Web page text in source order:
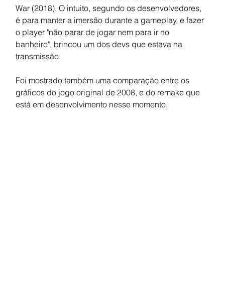
War (2018). O intuito, segundo os desenvolvedores,
é para manter a imersão durante a gameplay, e fazer
o player "não parar de jogar nem para ir no
banheiro", brincou um dos devs que estava na
transmissão.
Foi mostrado também uma comparação entre os
gráficos do jogo original de 2008, e do remake que
está em desenvolvimento nesse momento.